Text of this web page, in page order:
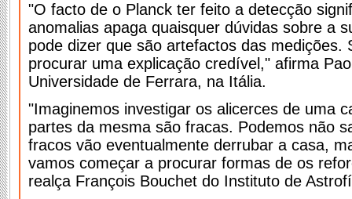
"O facto de o Planck ter feito a detecção
anomalias apaga quaisquer dúvidas sobre a
pode dizer que são artefactos das medições.
procurar uma explicação credível," afirma
Universidade de Ferrara, na Itália.
"Imaginemos investigar os alicerces de uma
partes da mesma são fracas. Podemos não
fracos vão eventualmente derrubar a casa,
vamos começar a procurar formas de os
realça François Bouchet do Instituto de